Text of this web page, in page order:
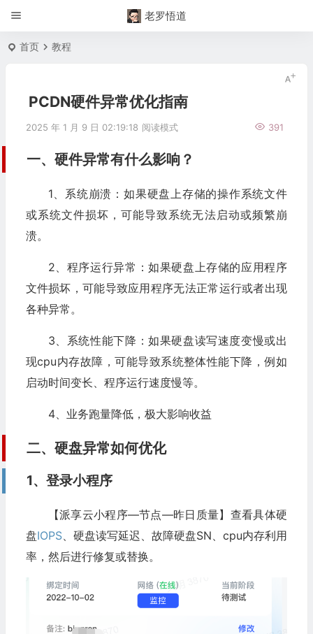
老罗悟道
首页 教程
PCDN硬件异常优化指南
2025 年 1 月 9 日 02:19:18 391
阅读模式
一、硬件异常有什么影响？
1、系统崩溃：如果硬盘上存储的操作系统文件
或系统文件损坏，可能导致系统无法启动或频繁崩
溃。
2、程序运行异常：如果硬盘上存储的应用程序
文件损坏，可能导致应用程序无法正常运行或者出现
各种异常。
3、系统性能下降：如果硬盘读写速度变慢或出
现cpu内存故障，可能导致系统整体性能下降，例如
启动时间变长、程序运行速度慢等。
4、业务跑量降低，极大影响收益
二、硬盘异常如何优化
1、登录小程序
【派享云小程序—节点—昨日质量】查看具体硬
盘IOPS、硬盘读写延迟、故障硬盘SN、cpu内存利用
率，然后进行修复或替换。